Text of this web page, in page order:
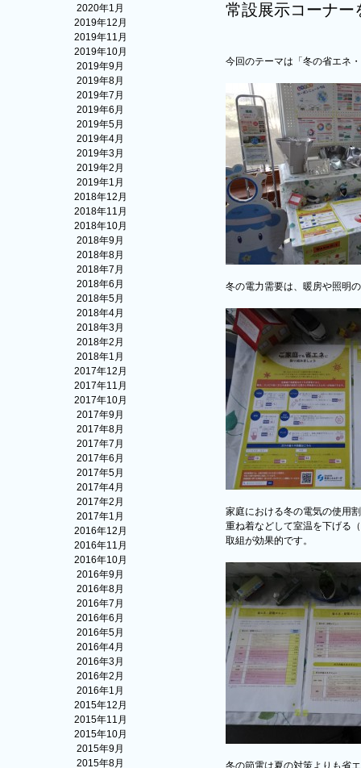
2020年1月
2019年12月
2019年11月
2019年10月
2019年9月
2019年8月
2019年7月
2019年6月
2019年5月
2019年4月
2019年3月
2019年2月
2019年1月
2018年12月
2018年11月
2018年10月
2018年9月
2018年8月
2018年7月
2018年6月
2018年5月
2018年4月
2018年3月
2018年2月
2018年1月
2017年12月
2017年11月
2017年10月
2017年9月
2017年8月
2017年7月
2017年6月
2017年5月
2017年4月
2017年2月
2017年1月
2016年12月
2016年11月
2016年10月
2016年9月
2016年8月
2016年7月
2016年6月
2016年5月
2016年4月
2016年3月
2016年2月
2016年1月
2015年12月
2015年11月
2015年10月
2015年9月
2015年8月
常設展示コーナー
今回のテーマは「冬の省エネ
冬の電力需要は、暖房や照明
家庭における冬の電気の使用
重ね着などして室温を下げる
取組が効果的です。
冬の節電は夏の対策よりも省